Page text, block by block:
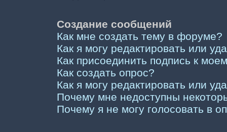
Создание сообщений
Как мне создать тему в форуме?
Как я могу редактировать или
Как присоединить подпись к
Как создать опрос?
Как я могу редактировать или
Почему мне недоступны
Почему я не могу голосовать в